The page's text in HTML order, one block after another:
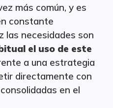
más común, y es
constante
las necesidades son
el uso de este
a una estrategia
directamente con
en el